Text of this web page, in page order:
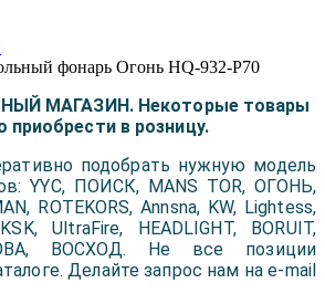
фонарь Огонь HQ-932-P70
МАГАЗИН. Некоторые товары
приобрести в розницу.
подобрать нужную модель
YYC, ПОИСК, MANS TOR, ОГОНЬ,
ROTEKORS, Annsna, KW, Lightess,
UltraFire, HEADLIGHT, BORUIT,
ВОСХОД. Не все позиции
Делайте запрос нам на e-mail